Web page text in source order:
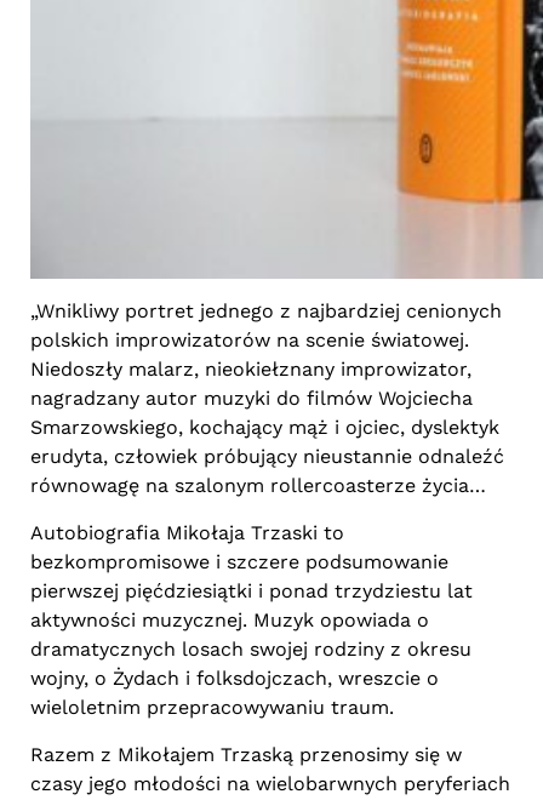
„Wnikliwy portret jednego z najbardziej cenionych
polskich improwizatorów na scenie światowej.
Niedoszły malarz, nieokiełznany improwizator,
nagradzany autor muzyki do filmów Wojciecha
Smarzowskiego, kochający mąż i ojciec, dyslektyk
erudyta, człowiek próbujący nieustannie odnaleźć
równowagę na szalonym rollercoasterze życia…
Autobiografia Mikołaja Trzaski to
bezkompromisowe i szczere podsumowanie
pierwszej pięćdziesiątki i ponad trzydziestu lat
aktywności muzycznej. Muzyk opowiada o
dramatycznych losach swojej rodziny z okresu
wojny, o Żydach i folksdojczach, wreszcie o
wieloletnim przepracowywaniu traum.
Razem z Mikołajem Trzaską przenosimy się w
czasy jego młodości na wielobarwnych peryferiach